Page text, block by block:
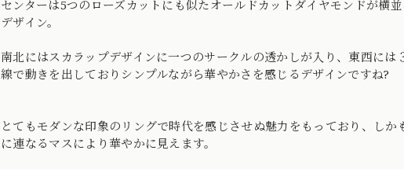
センターは5つのローズカットにも似たオールドカットダイヤモンドが横
デザイン。
南北にはスカラップデザインに一つのサークルの透かしが入り、東西に
線で動きを出しておりシンプルながら華やかさを感じるデザインですね?
とてもモダンな印象のリングで時代を感じさせぬ魅力をもっており、し
に連なるマスにより華やかに見えます。